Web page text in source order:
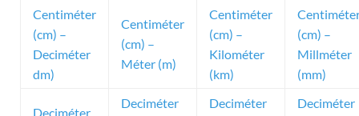
Centiméter
(cm) –
Deciméter
dm)
Centiméter
(cm) –
Méter (m)
Centiméter
(cm) –
Kilométer
(km)
(cm) –
Millméter
(mm)
Deciméter
Deciméter
Deciméter
Deciméter